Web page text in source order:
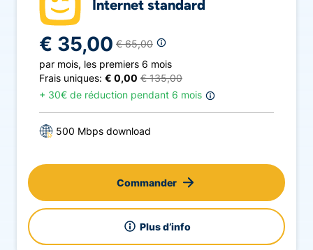
Internet standard
€ 35,00 € 65,00
par mois, les premiers 6 mois
Frais uniques: € 0,00 € 135,00
+ 30€ de réduction pendant 6 mois
500 Mbps download
Plus d’info
Commander